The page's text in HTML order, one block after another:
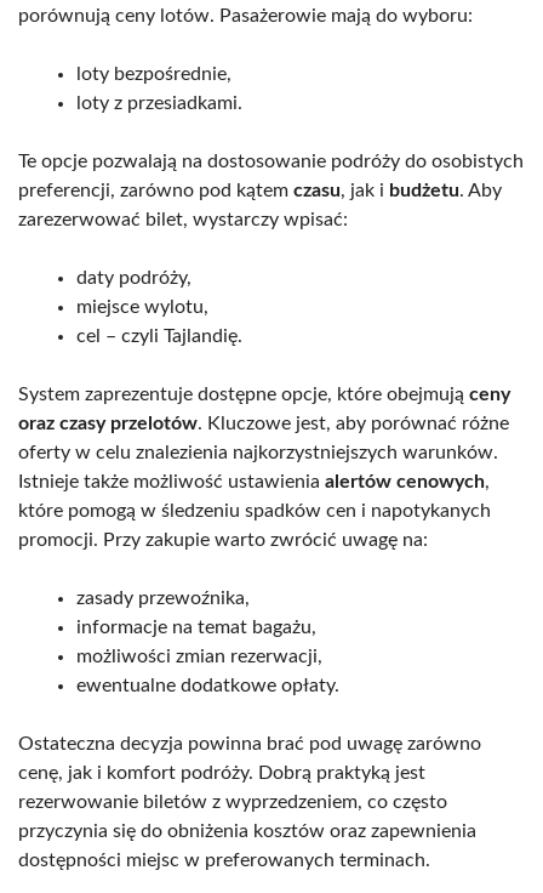
porównują ceny lotów. Pasażerowie mają do wyboru:
loty bezpośrednie,
loty z przesiadkami.
Te opcje pozwalają na dostosowanie podróży do osobistych
preferencji, zarówno pod kątem czasu, jak i budżetu. Aby
zarezerwować bilet, wystarczy wpisać:
daty podróży,
miejsce wylotu,
cel – czyli Tajlandię.
System zaprezentuje dostępne opcje, które obejmują ceny
oraz czasy przelotów. Kluczowe jest, aby porównać różne
oferty w celu znalezienia najkorzystniejszych warunków.
Istnieje także możliwość ustawienia alertów cenowych,
które pomogą w śledzeniu spadków cen i napotykanych
promocji. Przy zakupie warto zwrócić uwagę na:
zasady przewoźnika,
informacje na temat bagażu,
możliwości zmian rezerwacji,
ewentualne dodatkowe opłaty.
Ostateczna decyzja powinna brać pod uwagę zarówno
cenę, jak i komfort podróży. Dobrą praktyką jest
rezerwowanie biletów z wyprzedzeniem, co często
przyczynia się do obniżenia kosztów oraz zapewnienia
dostępności miejsc w preferowanych terminach.